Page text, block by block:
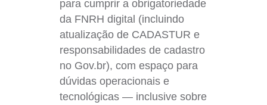
para cumprir a obrigatoriedade
da FNRH digital (incluindo
atualização de CADASTUR e
responsabilidades de cadastro
no Gov.br), com espaço para
dúvidas operacionais e
tecnológicas — inclusive sobre